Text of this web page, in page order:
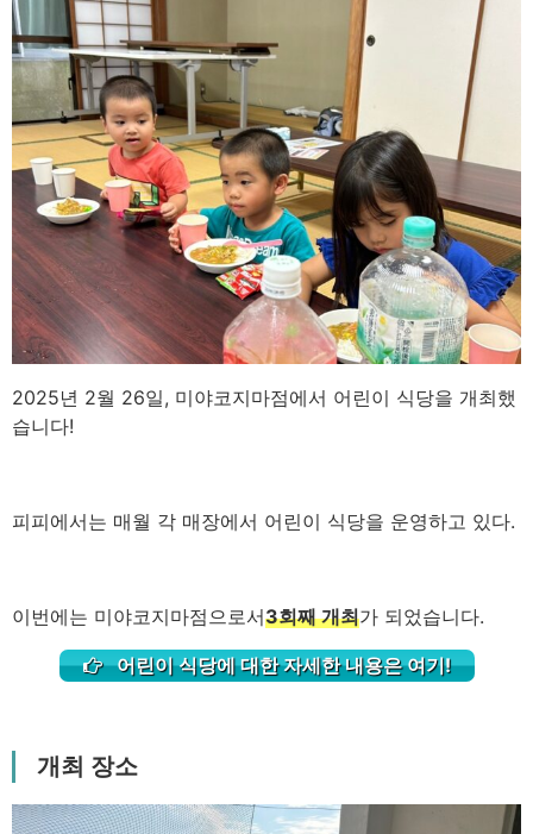
2025년 2월 26일, 미야코지마점에서 어린이 식당을 개최했
습니다!
피피에서는 매월 각 매장에서 어린이 식당을 운영하고 있다.
이번에는 미야코지마점으로서3회째 개최가 되었습니다.
어린이 식당에 대한 자세한 내용은 여기!
개최 장소